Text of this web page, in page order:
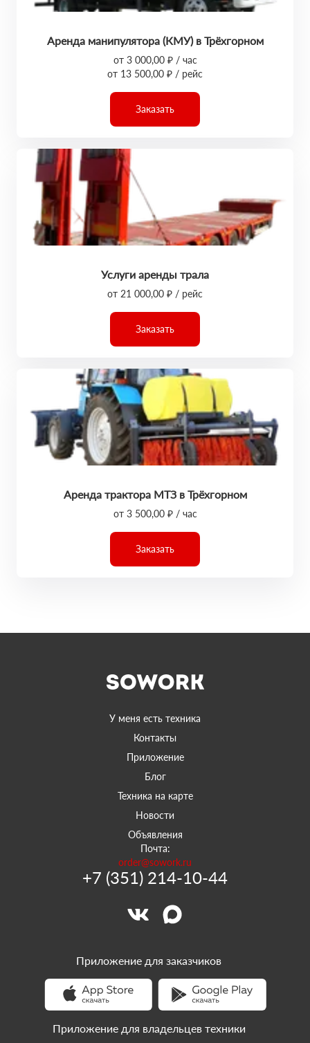
Аренда манипулятора (КМУ) в Трёхгорном
от 3 000,00 ₽ / час
от 13 500,00 ₽ / рейс
Заказать
Услуги аренды трала
от 21 000,00 ₽ / рейс
Заказать
Аренда трактора МТЗ в Трёхгорном
от 3 500,00 ₽ / час
Заказать
У меня есть техника
Контакты
Приложение
Блог
Техника на карте
Новости
Объявления
Почта:
order@sowork.ru
+7 (351) 214-10-44
Приложение для заказчиков
Приложение для владельцев техники